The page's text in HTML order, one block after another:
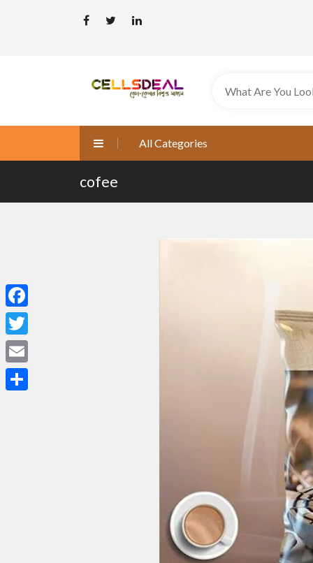
All Categories
cofee
Facebook
Twitter
Email